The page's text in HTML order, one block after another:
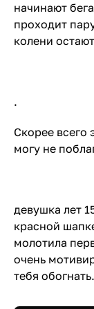
начинают
проходит
колени
.
Скорее всего
могу не
девушка лет
красной
молотила
очень
тебя обогнать.